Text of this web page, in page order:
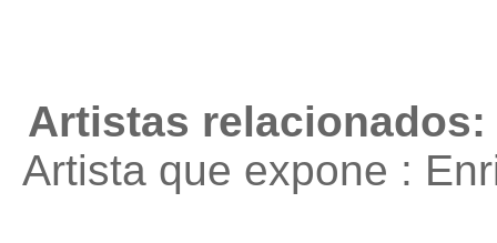
Artistas relacionados:
Artista que expone :